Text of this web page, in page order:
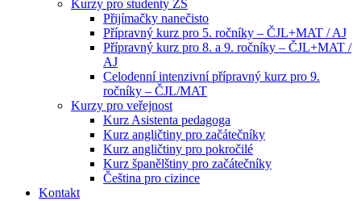
Kurzy pro studenty ZŠ
Přijímačky nanečisto
Přípravný kurz pro 5. ročníky – ČJL+MAT / AJ
Přípravný kurz pro 8. a 9. ročníky – ČJL+MAT /
AJ
Celodenní intenzivní přípravný kurz pro 9.
ročníky – ČJL/MAT
Kurzy pro veřejnost
Kurz Asistenta pedagoga
Kurz angličtiny pro začátečníky
Kurz angličtiny pro pokročilé
Kurz španělštiny pro začátečníky
Čeština pro cizince
Kontakt